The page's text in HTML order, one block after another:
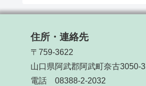
住所・連絡先
〒759-3622
山口県阿武郡阿武町奈古3050-3
電話 08388-2-2032